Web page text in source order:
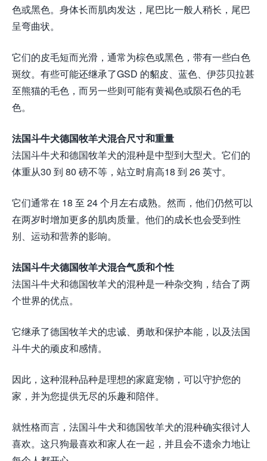
色或黑色。身体长而肌肉发达，尾巴比一般人稍长，尾巴
呈弯曲状。
它们的皮毛短而光滑，通常为棕色或黑色，带有一些白色
斑纹。有些可能还继承了GSD 的貂皮、蓝色、伊莎贝拉甚
至熊猫的毛色，而另一些则可能有黄褐色或陨石色的毛
色。
法国斗牛犬德国牧羊犬混合尺寸和重量
法国斗牛犬和德国牧羊犬的混种是中型到大型犬。它们的
体重从30 到 80 磅不等，站立时肩高18 到 26 英寸。
它们通常在 18 至 24 个月左右成熟。然而，他们仍然可以
在两岁时增加更多的肌肉质量。他们的成长也会受到性
别、运动和营养的影响。
法国斗牛犬德国牧羊犬混合气质和个性
法国斗牛犬和德国牧羊犬的混种是一种杂交狗，结合了两
个世界的优点。
它继承了德国牧羊犬的忠诚、勇敢和保护本能，以及法国
斗牛犬的顽皮和感情。
因此，这种混种品种是理想的家庭宠物，可以守护您的
家，并为您提供无尽的乐趣和陪伴。
就性格而言，法国斗牛犬和德国牧羊犬的混种确实很讨人
喜欢。这只狗最喜欢和家人在一起，并且会不遗余力地让